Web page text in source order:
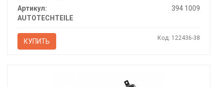
Артикул:
394 1009
AUTOTECHTEILE
КУПИТЬ Код: 122436-38